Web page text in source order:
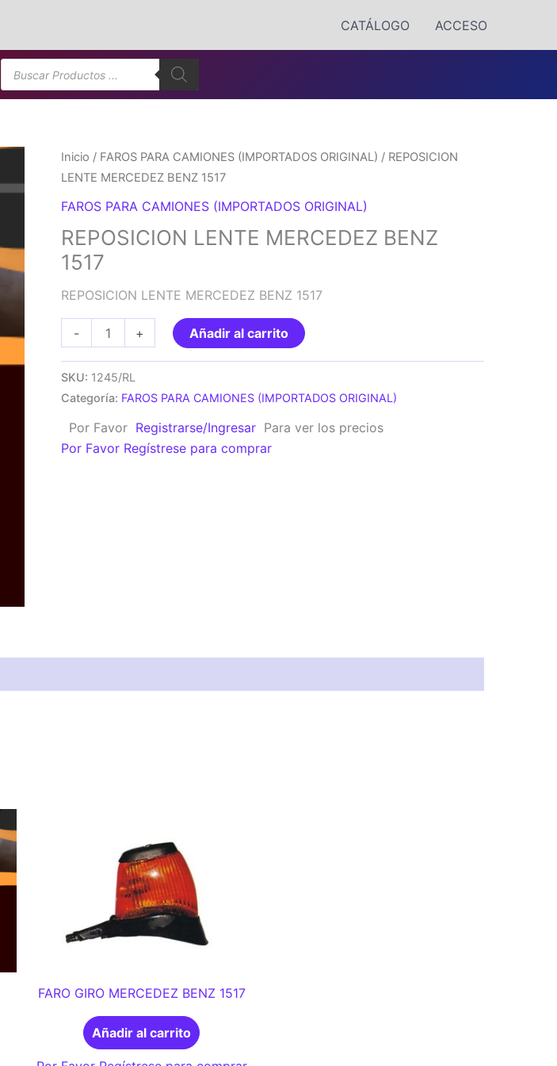
CATÁLOGO ACCESO
Búsqueda
de
productos
Inicio / FAROS PARA CAMIONES (IMPORTADOS ORIGINAL) / REPOSICION
LENTE MERCEDEZ BENZ 1517
FAROS PARA CAMIONES (IMPORTADOS ORIGINAL)
REPOSICION LENTE MERCEDEZ BENZ
1517
REPOSICION LENTE MERCEDEZ BENZ 1517
-
REPOSICION
LENTE
cantidad
+ Añadir al carrito
SKU: 1245/RL
Categoría: FAROS PARA CAMIONES (IMPORTADOS ORIGINAL)
Por Favor Registrarse/Ingresar Para ver los precios
Por Favor Regístrese para comprar
FARO GIRO MERCEDEZ BENZ 1517
Añadir al carrito